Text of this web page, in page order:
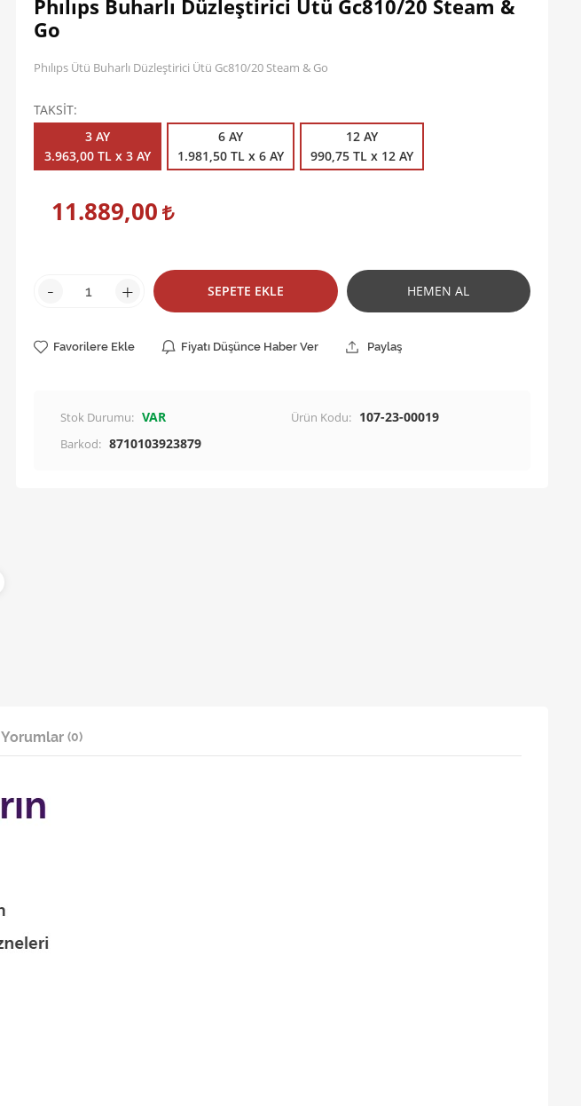
Phılıps Buharlı Düzleştirici Ütü Gc810/20 Steam &
Go
Phılıps Ütü Buharlı Düzleştirici Ütü Gc810/20 Steam & Go
TAKSİT
3 AY
3.963,00 TL x 3 AY
6 AY
1.981,50 TL x 6 AY
12 AY
990,75 TL x 12 AY
11.889,00
- + SEPETE EKLE HEMEN AL
Favorilere Ekle Fiyatı Düşünce Haber Ver Paylaş
Stok Durumu: VAR Ürün Kodu: 107-23-00019
Barkod: 8710103923879
Yorumlar (0)